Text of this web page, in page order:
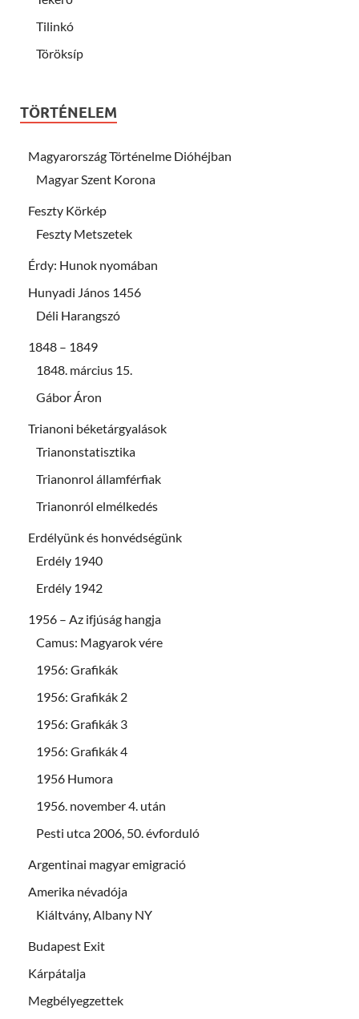
Tilinkó
Töröksíp
TÖRTÉNELEM
Magyarország Történelme Dióhéjban
Magyar Szent Korona
Feszty Körkép
Feszty Metszetek
Érdy: Hunok nyomában
Hunyadi János 1456
Déli Harangszó
1848 – 1849
1848. március 15.
Gábor Áron
Trianoni béketárgyalások
Trianonstatisztika
Trianonrol államférfiak
Trianonról elmélkedés
Erdélyünk és honvédségünk
Erdély 1940
Erdély 1942
1956 – Az ifjúság hangja
Camus: Magyarok vére
1956: Grafikák
1956: Grafikák 2
1956: Grafikák 3
1956: Grafikák 4
1956 Humora
1956. november 4. után
Pesti utca 2006, 50. évforduló
Argentinai magyar emigració
Amerika névadója
Kiáltvány, Albany NY
Budapest Exit
Kárpátalja
Megbélyegzettek